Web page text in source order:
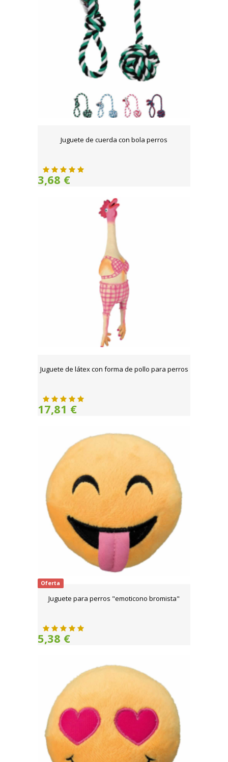
Juguete de cuerda con bola perros
3,68 €
Juguete de látex con forma de pollo para perros
17,81 €
Oferta
Juguete para perros "emoticono bromista"
5,38 €